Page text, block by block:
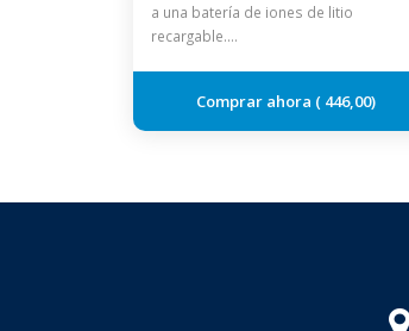
a una batería de iones de litio
recargable.…
446,00